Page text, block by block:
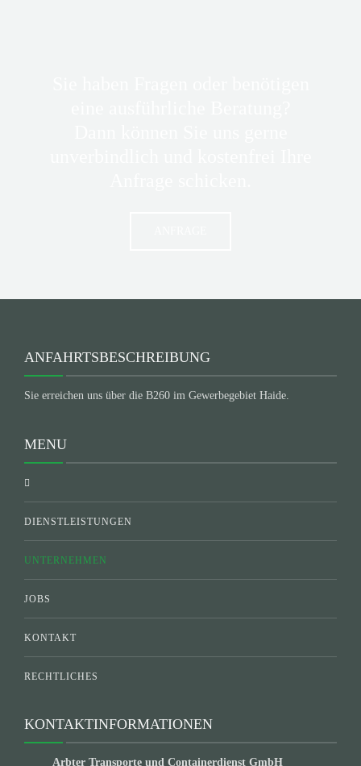
ANFAHRTSBESCHREIBUNG
Sie erreichen uns über die B260 im Gewerbegebiet Haide.
MENU
DIENSTLEISTUNGEN
UNTERNEHMEN
JOBS
KONTAKT
RECHTLICHES
KONTAKTINFORMATIONEN
Arbter Transporte und Containerdienst GmbH